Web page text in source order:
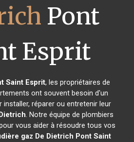
Pont
Esprit
Saint Esprit, les propriétaires de
ont souvent besoin d'un
installer, réparer ou entretenir leur
. Notre équipe de plombiers
vous aider à résoudre tous vos
gaz De Dietrich Pont Saint